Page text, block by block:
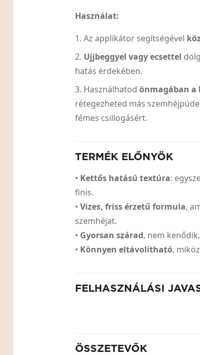
Használat:
Az applikátor segítségével
Ujjbeggyel vagy ecsettel
hatás érdekében.
Használhatodönmagában
rétegezheted más
fémes csillogásért.
TERMÉK ELŐNYÖK
• Kettős hatású textúra:
finis.
•Vizes, friss érzetű formula,
szemhéjat.
• Gyorsan szárad, nem
• Könnyen eltávolítható,
FELHASZNÁLÁSI
ÖSSZETEVŐK